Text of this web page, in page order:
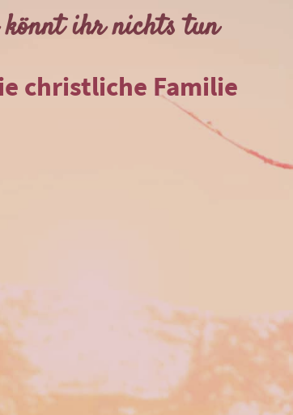
ihr nichts tun
christliche Familie